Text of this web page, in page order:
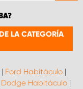
LA CATEGORÍA
| Ford Habitáculo |
Dodge Habitáculo |